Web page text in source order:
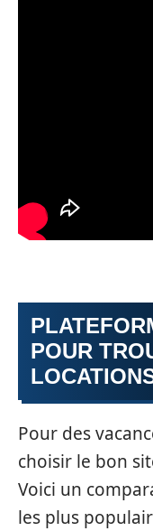
POUR
Pour des
choisir le bon
Voici un
les plus